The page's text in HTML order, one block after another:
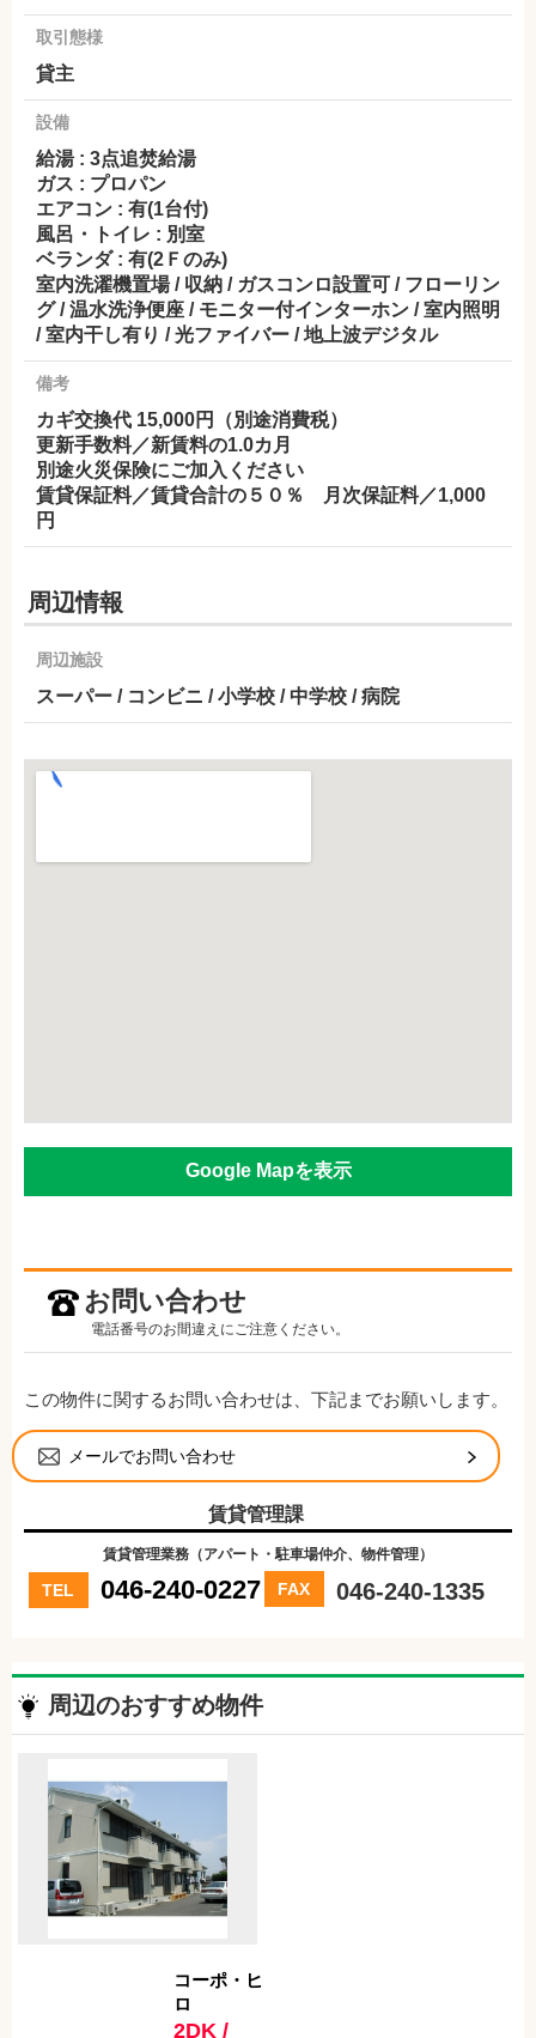
取引態様
貸主
設備
給湯 : 3点追焚給湯
ガス : プロパン
エアコン : 有(1台付)
風呂・トイレ : 別室
ベランダ : 有(2Ｆのみ)
室内洗濯機置場 / 収納 / ガスコンロ設置可 / フローリン
グ / 温水洗浄便座 / モニター付インターホン / 室内照明
/ 室内干し有り / 光ファイバー / 地上波デジタル
備考
カギ交換代 15,000円（別途消費税）
更新手数料／新賃料の1.0カ月
別途火災保険にご加入ください
賃貸保証料／賃貸合計の５０％ 月次保証料／1,000
円
周辺情報
周辺施設
スーパー / コンビニ / 小学校 / 中学校 / 病院
Google Mapを表示
お問い合わせ
電話番号のお間違えにご注意ください。
この物件に関するお問い合わせは、下記までお願いします。
メールでお問い合わせ
賃貸管理課
賃貸管理業務（アパート・駐車場仲介、物件管理）
TEL 046-240-0227 FAX 046-240-1335
周辺のおすすめ物件
コーポ・ヒ
ロ
2DK /